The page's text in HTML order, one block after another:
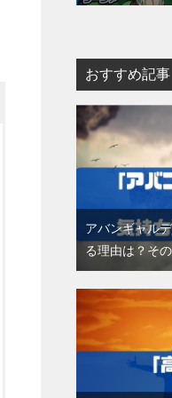
おすすめ記事
アバンギャル
る理由は？そ